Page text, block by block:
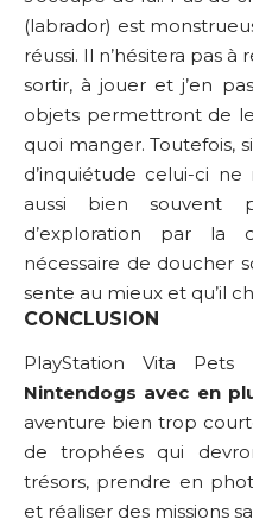
(labrador) est
réussi. Il n’hésitera pas
sortir, à jouer et j’en
objets permettront de
quoi manger. Toutefois,
d’inquiétude celui-ci
aussi bien souvent
d’exploration par
nécessaire de doucher
sente au mieux et qu’il
CONCLUSION
PlayStation Vita Pets
Nintendogs avec en
aventure bien trop
de trophées qui
trésors, prendre en
et réaliser des missions